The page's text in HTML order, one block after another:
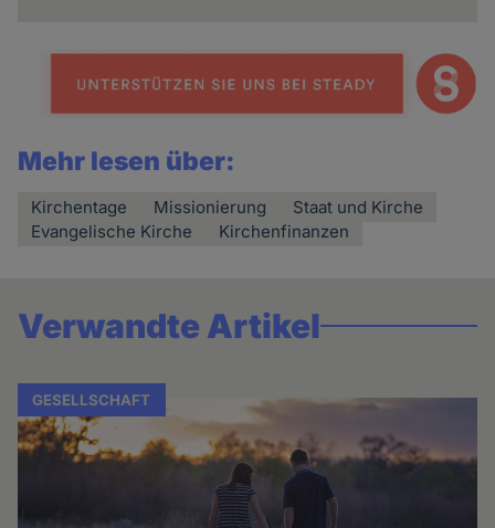
Mehr lesen über:
Kirchentage Missionierung
Staat und Kirche
Evangelische Kirche
Kirchenfinanzen
Verwandte Artikel
GESELLSCHAFT